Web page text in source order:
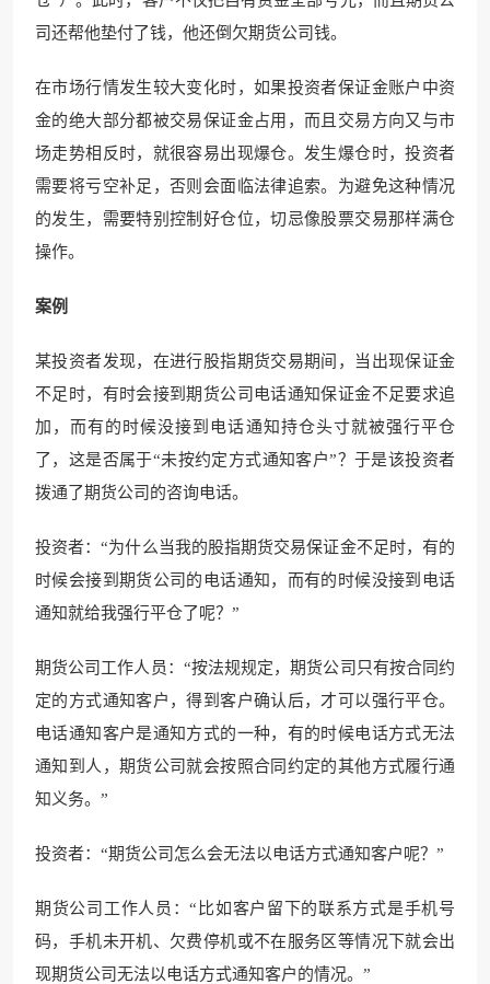
司还帮他垫付了钱，他还倒欠期货公司钱。
在市场行情发生较大变化时，如果投资者保证金账户中资
金的绝大部分都被交易保证金占用，而且交易方向又与市
场走势相反时，就很容易出现爆仓。发生爆仓时，投资者
需要将亏空补足，否则会面临法律追索。为避免这种情况
的发生，需要特别控制好仓位，切忌像股票交易那样满仓
操作。
案例
某投资者发现，在进行股指期货交易期间，当出现保证金
不足时，有时会接到期货公司电话通知保证金不足要求追
加，而有的时候没接到电话通知持仓头寸就被强行平仓
了，这是否属于“未按约定方式通知客户”？于是该投资者
拨通了期货公司的咨询电话。
投资者：“为什么当我的股指期货交易保证金不足时，有的
时候会接到期货公司的电话通知，而有的时候没接到电话
通知就给我强行平仓了呢？”
期货公司工作人员：“按法规规定，期货公司只有按合同约
定的方式通知客户，得到客户确认后，才可以强行平仓。
电话通知客户是通知方式的一种，有的时候电话方式无法
通知到人，期货公司就会按照合同约定的其他方式履行通
知义务。”
投资者：“期货公司怎么会无法以电话方式通知客户呢？”
期货公司工作人员：“比如客户留下的联系方式是手机号
码，手机未开机、欠费停机或不在服务区等情况下就会出
现期货公司无法以电话方式通知客户的情况。”